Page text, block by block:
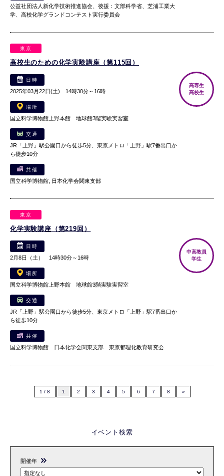
公益社団法人新化学技術推進協会、後援：文部科学省、芝浦工業大
学、高校化学グランドコンテスト実行委員会
東京
高校生のための化学実験講座（第115回）
日時
2025年03月22日(土) 14時30分～16時
場所
国立科学博物館上野本館 地球館3階実験実習室
交通
JR「上野」駅公園口から徒歩5分、東京メトロ「上野」駅7番出口か
ら徒歩10分
共催
国立科学博物館, 日本化学会関東支部
高専生
高校生
東京
化学実験講座（第219回）
日時
2月8日（土） 14時30分～16時
場所
国立科学博物館上野本館 地球館3階実験実習室
交通
JR「上野」駅公園口から徒歩5分、東京メトロ「上野」駅7番出口か
ら徒歩10分
共催
国立科学博物館 日本化学会関東支部 東京都理化教育研究会
中高教員
学生
1 / 8 1 2 3 4 5 6 7 8 »
イベント検索
開催年